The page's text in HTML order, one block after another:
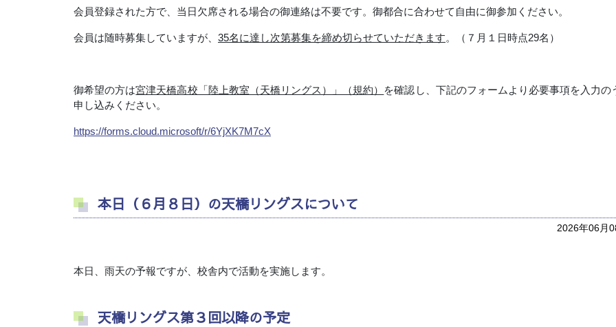
会員登録された方で、当日欠席される場合の御連絡は不要です。御都合に合わせて自由に御参加ください。
会員は随時募集していますが、 35名に達し次第募集を締め切らせていただきます。（７月１日時点29名）
御希望の方は宮津天橋高校「陸上教室（天橋リングス）」（規約） を確認し、下記のフォームより必要事項を入力の
申し込みください。
https://forms.cloud.microsoft/r/6YjXK7M7cX
本日（６月８日）の天橋リングスについて
2026年06月
本日、雨天の予報ですが、校舎内で活動を実施します。
天橋リングス第３回以降の予定